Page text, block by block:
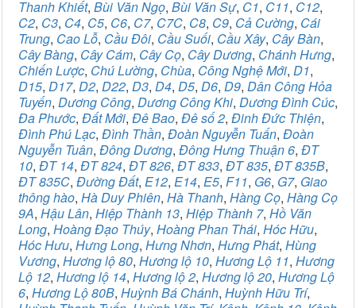
Thanh Khiết, Bùi Văn Ngọ, Bùi Văn Sự, C1, C11, C12,
C2, C3, C4, C5, C6, C7, C7C, C8, C9, Cả Cường, Cái
Trung, Cao Lỗ, Cầu Đôi, Cầu Suối, Cầu Xây, Cây Bàn,
Cây Bàng, Cây Cám, Cây Cọ, Cây Dương, Chánh Hưng,
Chiến Lược, Chú Lường, Chùa, Công Nghệ Mới, D1,
D15, D17, D2, D22, D3, D4, D5, D6, D9, Dân Công Hỏa
Tuyến, Dương Công, Dương Công Khi, Dương Đình Cúc,
Đa Phước, Đất Mới, Đê Bao, Đê số 2, Đinh Đức Thiện,
Đình Phú Lạc, Đình Thần, Đoàn Nguyễn Tuấn, Đoàn
Nguyễn Tuân, Đông Dương, Đông Hưng Thuận 6, ĐT
10, ĐT 14, ĐT 824, ĐT 826, ĐT 833, ĐT 835, ĐT 835B,
ĐT 835C, Đường Đất, E12, E14, E5, F11, G6, G7, Giao
thông hào, Hà Duy Phiên, Hà Thanh, Hàng Cọ, Hàng Cọ
9A, Hậu Lân, Hiệp Thành 13, Hiệp Thành 7, Hồ Văn
Long, Hoàng Đạo Thúy, Hoàng Phan Thái, Hóc Hữu,
Hóc Hưu, Hưng Long, Hưng Nhơn, Hưng Phát, Hùng
Vương, Hương lộ 80, Hương lộ 10, Hương Lộ 11, Hương
Lộ 12, Hương lộ 14, Hương lộ 2, Hương lộ 20, Hương Lộ
6, Hương Lộ 80B, Huỳnh Bá Chánh, Huỳnh Hữu Trí,